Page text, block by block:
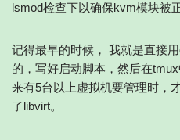
lsmod检查下以确保kvm模块被
记得最早的时候， 我就是直接
的，写好启动脚本，然后在
来有5台以上虚拟机要管理时，
了libvirt。